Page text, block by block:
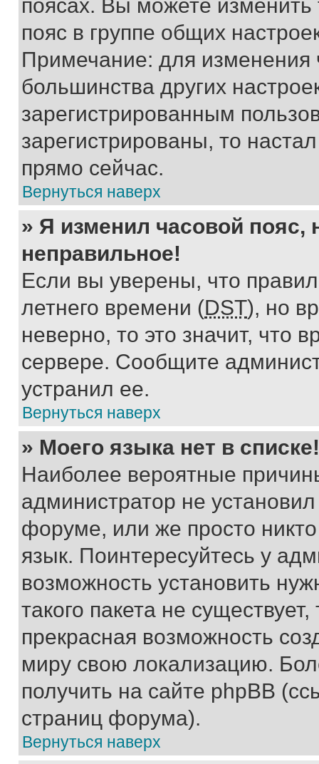
поясах. Вы можете изменить
пояс в группе общих
Примечание: для изменения
большинства других
зарегистрированным
зарегистрированы, то
прямо сейчас.
Вернуться наверх
» Я изменил часовой пояс,
неправильное!
Если вы уверены, что
летнего времени (DST), но
неверно, то это значит, что
сервере. Сообщите
устранил ее.
Вернуться наверх
» Моего языка нет в списке!
Наиболее вероятные
администратор не
форуме, или же просто
язык. Поинтересуйтесь у
возможность установить
такого пакета не
прекрасная возможность
миру свою локализацию.
получить на сайте phpBB
страниц форума).
Вернуться наверх